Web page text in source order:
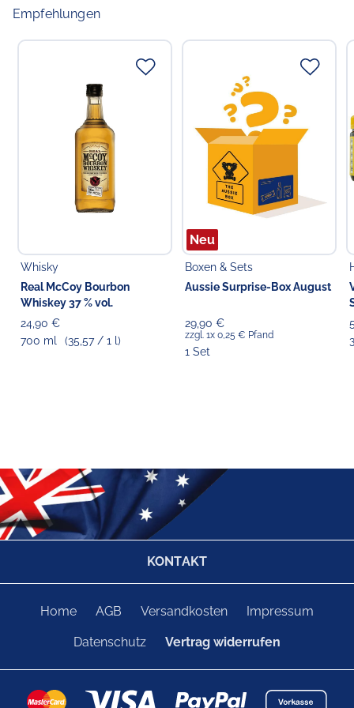
Verantwortlicher Lebensmittelunternehmer
22769 Hamburg
Empfehlungen
Whisky
Real McCoy Bourbon
Whiskey 37 % vol.
24,90 €
700 ml
(35,57 / 1 l)
Neu
Boxen & Sets
Aussie Surprise-Box August
29,90 €
zzgl. 1x 0,25 € Pfand
1 Set
KONTAKT
Home AGB Versandkosten Impressum
Datenschutz Vertrag widerrufen